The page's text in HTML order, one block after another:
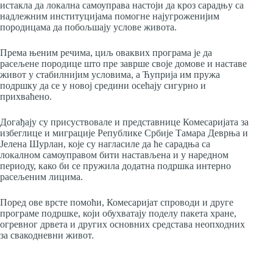
истакла да локална самоуправа настоји да кроз сарадњу са
надлежним институцијама помогне најугроженијим
породицама да побољшају услове живота.
Према њеним речима, циљ оваквих програма је да
расељене породице што пре заврше своје домове и наставе
живот у стабилнијим условима, а Ћуприја им пружа
подршку да се у новој средини осећају сигурно и
прихваћено.
Догађају су присуствовале и представнице Комесаријата за
избеглице и миграције Републике Србије Тамара Деврња и
Јелена Шурлан, које су нагласиле да ће сарадња са
локалном самоуправом бити настављена и у наредном
периоду, како би се пружила додатна подршка интерно
расељеним лицима.
Поред ове врсте помоћи, Комесаријат спроводи и друге
програме подршке, који обухватају поделу пакета хране,
огревног дрвета и других основних средстава неопходних
за свакодневни живот.